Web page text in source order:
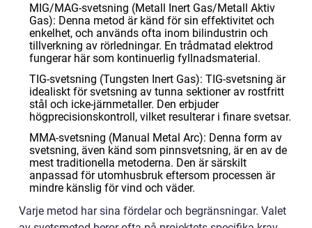
MIG/MAG-svetsning (Metall Inert Gas/Metall Aktiv
Gas): Denna metod är känd för sin effektivitet och
enkelhet, och används ofta inom bilindustrin och
tillverkning av rörledningar. En trådmatad elektrod
fungerar här som kontinuerlig fyllnadsmaterial.
TIG-svetsning (Tungsten Inert Gas): TIG-svetsning är
idealiskt för svetsning av tunna sektioner av rostfritt
stål och icke-järnmetaller. Den erbjuder
högprecisionskontroll, vilket resulterar i finare svetsar.
MMA-svetsning (Manual Metal Arc): Denna form av
svetsning, även känd som pinnsvetsning, är en av de
mest traditionella metoderna. Den är särskilt
anpassad för utomhusbruk eftersom processen är
mindre känslig för vind och väder.
Varje metod har sina fördelar och begränsningar. Valet